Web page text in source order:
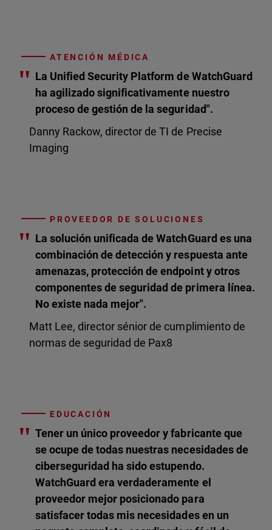
ATENCIÓN MÉDICA
" La Unified Security Platform de WatchGuard
ha agilizado significativamente nuestro
proceso de gestión de la seguridad".
Danny Rackow, director de TI de Precise
Imaging
PROVEEDOR DE SOLUCIONES
" La solución unificada de WatchGuard es una
combinación de detección y respuesta ante
amenazas, protección de endpoint y otros
componentes de seguridad de primera línea.
No existe nada mejor".
Matt Lee, director sénior de cumplimiento de
normas de seguridad de Pax8
EDUCACIÓN
" Tener un único proveedor y fabricante que
se ocupe de todas nuestras necesidades de
ciberseguridad ha sido estupendo.
WatchGuard era verdaderamente el
proveedor mejor posicionado para
satisfacer todas mis necesidades en un